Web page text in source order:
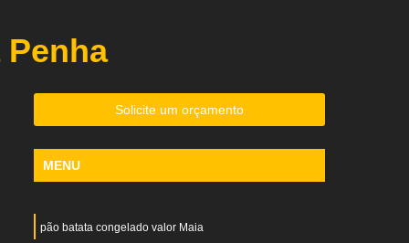
Solicite um orçamento
MENU
pão batata congelado valor Maia